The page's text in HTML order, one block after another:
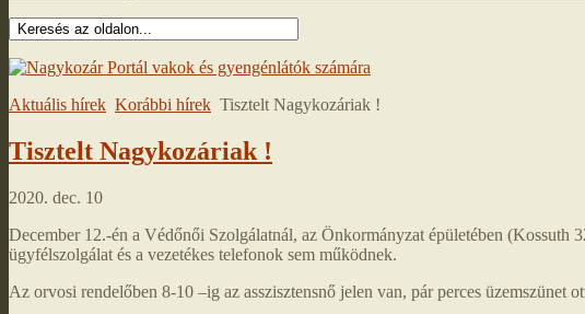
Aktuális hírek Korábbi hírek Tisztelt Nagykozáriak !
Tisztelt Nagykozáriak !
2020. dec. 10
December 12.-én a Védőnői Szolgálatnál, az Önkormányzat épületében
ügyfélszolgálat és a vezetékes telefonok sem működnek.
Az orvosi rendelőben 8-10 –ig az asszisztensnő jelen van, pár perces